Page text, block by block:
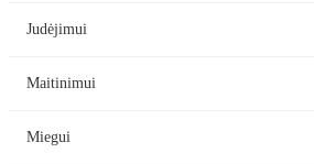
Judėjimui
Maitinimui
Miegui